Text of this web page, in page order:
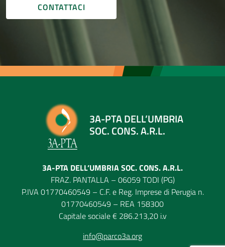
CONTATTACI
3A-PTA DELL’UMBRIA
SOC. CONS. A.R.L.
3A-PTA DELL’UMBRIA SOC. CONS. A.R.L.
FRAZ. PANTALLA – 06059 TODI (PG)
P.IVA 01770460549 – C.F. e Reg. Imprese di Perugia n.
01770460549 – REA 158300
Capitale sociale € 286.213,20 i.v
info@parco3a.org